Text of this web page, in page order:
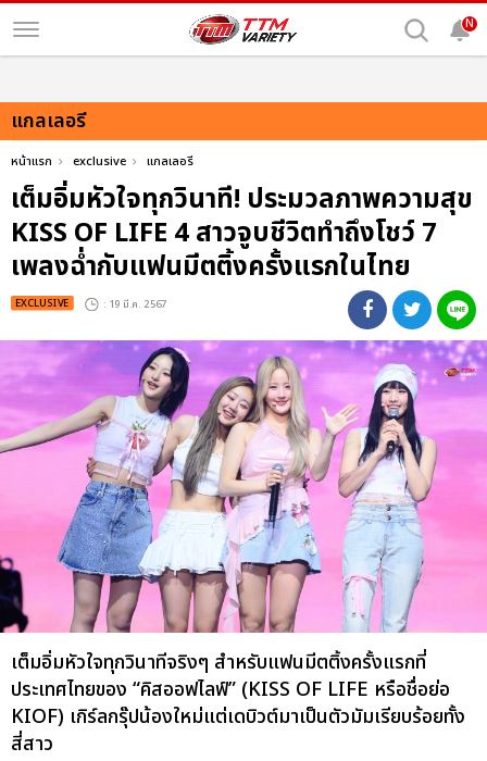
N
แกลเลอรี
หน้าแรก exclusive แกลเลอรี
เต็มอิ่มหัวใจทุกวินาที! ประมวลภาพความสุข
KISS OF LIFE 4 สาวจูบชีวิตทำถึงโชว์ 7
เพลงฉ่ำกับแฟนมีตติ้งครั้งแรกในไทย
EXCLUSIVE : 19 มี.ค. 2567
เต็มอิ่มหัวใจทุกวินาทีจริงๆ สำหรับแฟนมีตติ้งครั้งแรกที่
ประเทศไทยของ “คิสออฟไลฟ์” (KISS OF LIFE หรือชื่อย่อ
KIOF) เกิร์ลกรุ๊ปน้องใหม่แต่เดบิวต์มาเป็นตัวมัมเรียบร้อยทั้ง
สี่สาว